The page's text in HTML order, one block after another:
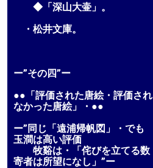
◆「深山大壷」。
・松井文庫。
ー”その四”ー
●●「評価された唐絵・評価され
なかった唐絵」・●●
ー”同じ「遠浦帰帆図」・でも
玉澗は高い評価
牧谿は・「侘びを立てる数
寄者は所望になし」”ー